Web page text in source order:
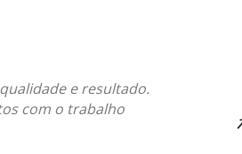
e resultado.
com o trabalho